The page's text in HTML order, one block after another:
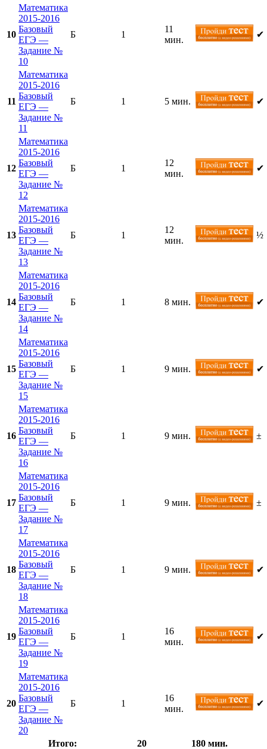
10
Математика
2015-2016
Базовый
ЕГЭ —
Задание №
10
Б 1
11
мин.
✔
11
Математика
2015-2016
Базовый
ЕГЭ —
Задание №
11
Б 1 5 мин. ✔
12
Математика
2015-2016
Базовый
ЕГЭ —
Задание №
12
Б 1
12
мин.
✔
13
Математика
2015-2016
Базовый
ЕГЭ —
Задание №
13
Б 1
12
мин.
½
14
Математика
2015-2016
Базовый
ЕГЭ —
Задание №
14
Б 1 8 мин. ✔
15
Математика
2015-2016
Базовый
ЕГЭ —
Задание №
15
Б 1 9 мин. ✔
16
Математика
2015-2016
Базовый
ЕГЭ —
Задание №
16
Б 1 9 мин. ±
17
Математика
2015-2016
Базовый
ЕГЭ —
Задание №
17
Б 1 9 мин. ±
18
Математика
2015-2016
Базовый
ЕГЭ —
Задание №
18
Б 1 9 мин. ✔
19
Математика
2015-2016
Базовый
ЕГЭ —
Задание №
19
Б 1
16
мин.
✔
20
Математика
2015-2016
Базовый
ЕГЭ —
Задание №
20
Б 1
16
мин.
✔
Итого: 20 180 мин.